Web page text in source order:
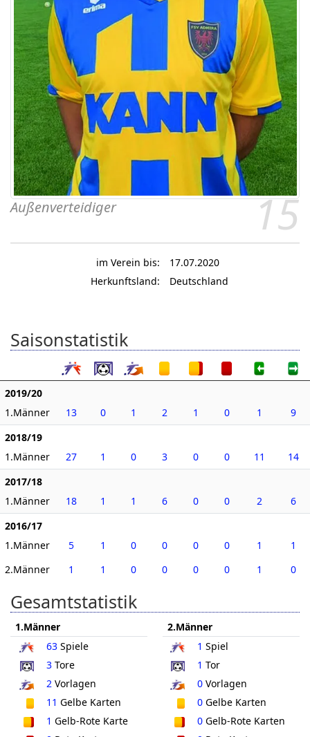
15
Außenverteidiger
im Verein bis:
17.07.2020
Herkunftsland:
Deutschland
Saisonstatistik
2019/20
1.Männer
13 0 1 2 1 0 1
9
2018/19
1.Männer
27 1 0 3 0 0 11
14
2017/18
1.Männer
18 1 1 6 0 0 2
6
2016/17
1.Männer
5 1 0 0 0 0 1
1
2.Männer
1 1 0 0 0 0 1 0
Gesamtstatistik
1.Männer
63 Spiele
3 Tore
2 Vorlagen
11 Gelbe Karten
1 Gelb-Rote Karte
2.Männer
1 Spiel
1 Tor
0Vorlagen
0Gelbe Karten
0Gelb-Rote Karten